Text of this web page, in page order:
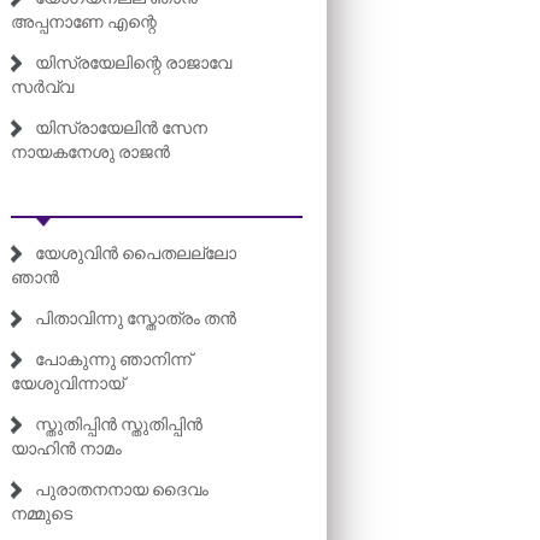
അപ്പനാണേ എന്റെ
യിസ്രയേലിന്റെ രാജാവേ
സർവ്വ
യിസ്രായേലിൻ സേന
നായകനേശു രാജൻ
യേശുവിൻ പൈതലല്ലോ
ഞാൻ
പിതാവിന്നു സ്തോത്രം തൻ
പോകുന്നു ഞാനിന്ന്
യേശുവിന്നായ്
സ്തുതിപ്പിൻ സ്തുതിപ്പിൻ
യാഹിൻ നാമം
പുരാതനനായ ദൈവം
നമ്മുടെ